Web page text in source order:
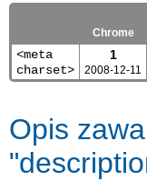
Chrome
<meta
charset>
1
2008-12-11
Opis